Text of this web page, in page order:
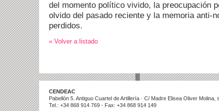
del momento político vivido, la preocupación
olvido del pasado reciente y la memoria anti-
perdidos.
« Volver a listado
CENDEAC
Pabellón 5. Antiguo Cuartel de Artillería · C/ Madre Elisea Oliver
Tel.: +34 868 914 769 - Fax: +34 868 914 149